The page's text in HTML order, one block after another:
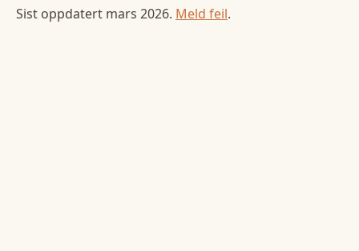
Sist oppdatert mars 2026. Meld feil.